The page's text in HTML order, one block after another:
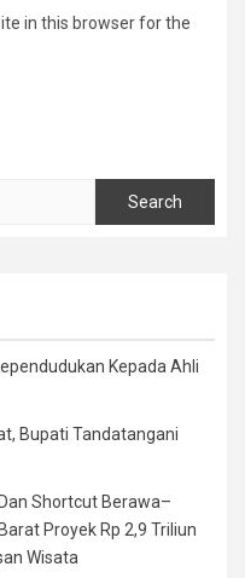
in this browser for the
Kepada Ahli
Bupati Tandatangani
Shortcut Berawa–
Proyek Rp 2,9 Triliun
Wisata